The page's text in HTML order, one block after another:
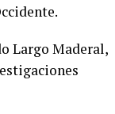
Largo Maderal,